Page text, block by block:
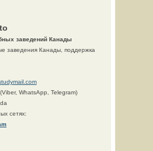
заведений Канады
заведения Канады, поддержка
(Viber, WhatsApp, Telegram)
сетях: